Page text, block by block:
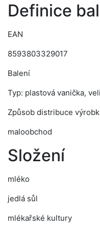
Definice
EAN
8593803329017
Balení
Typ: plastová vanička,
Způsob distribuce
maloobchod
Složení
mléko
jedlá sůl
mlékařské kultury